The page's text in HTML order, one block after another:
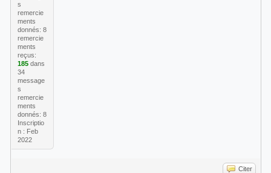
s
remercie
ments
donnés: 8
remercie
ments
reçus:
185dans
34
message
s
remercie
ments
donnés: 8
Inscriptio
n : Feb
2022
Citer